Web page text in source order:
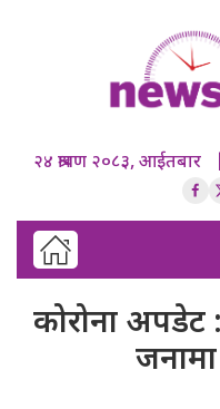
२४ श्रावण २०८३,
कोरोना अपडेट
जनामा